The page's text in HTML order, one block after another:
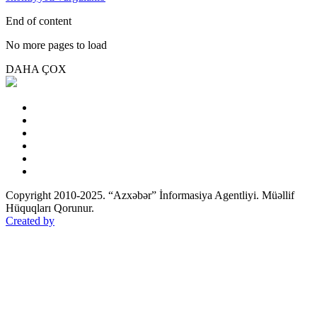
End of content
No more pages to load
DAHA ÇOX
Copyright 2010-2025. “Azxəbər” İnformasiya Agentliyi. Müəllif
Hüquqları Qorunur.
Created by